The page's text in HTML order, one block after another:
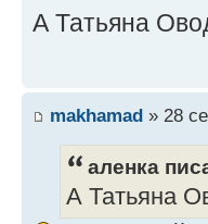
А Татьяна
makhamad » 28
аленка
А Татьяна